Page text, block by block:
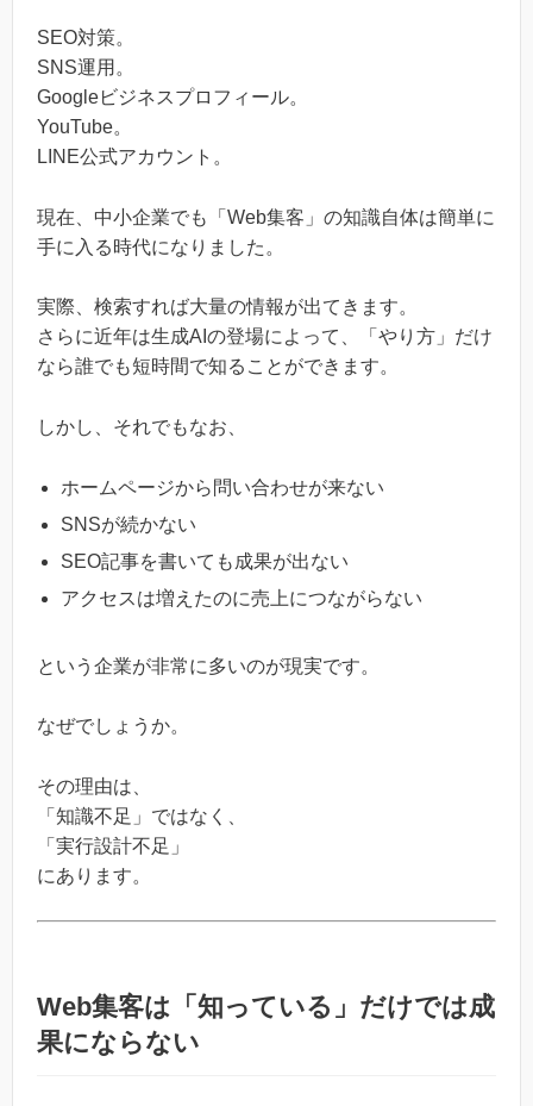
SEO対策。
SNS運用。
Googleビジネスプロフィール。
YouTube。
LINE公式アカウント。
現在、中小企業でも「Web集客」の知識自体は簡単に
手に入る時代になりました。
実際、検索すれば大量の情報が出てきます。
さらに近年は生成AIの登場によって、「やり方」だけ
なら誰でも短時間で知ることができます。
しかし、それでもなお、
ホームページから問い合わせが来ない
SNSが続かない
SEO記事を書いても成果が出ない
アクセスは増えたのに売上につながらない
という企業が非常に多いのが現実です。
なぜでしょうか。
その理由は、
「知識不足」ではなく、
「実行設計不足」
にあります。
Web集客は「知っている」だけでは成
果にならない